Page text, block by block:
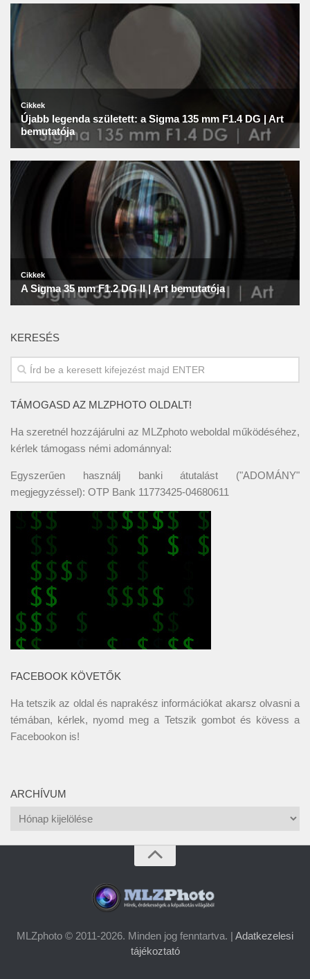
KERESÉS
TÁMOGASD AZ MLZPHOTO OLDALT!
Ha szeretnél hozzájárulni az MLZphoto weboldal működéséhez,
kérlek támogass némi adománnyal:
Egyszerűen használj banki átutalást ("ADOMÁNY"
megjegyzéssel): OTP Bank 11773425-04680611
FACEBOOK KÖVETŐK
Ha tetszik az oldal és naprakész információkat akarsz olvasni a
témában, kérlek, nyomd meg a Tetszik gombot és kövess a
Facebookon is!
ARCHÍVUM
Archívum
MLZphoto © 2011-2026. Minden jog fenntartva. | Adatkezelesi
tájékoztató